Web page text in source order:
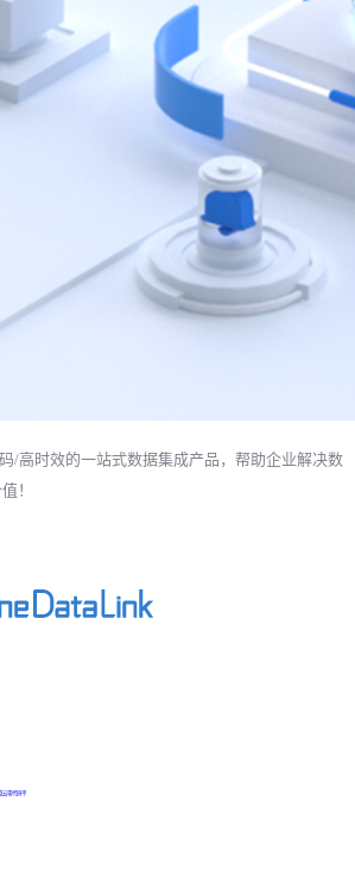
/高时效的一站式数据集成产品，帮助企业解决数
！
云零代码平